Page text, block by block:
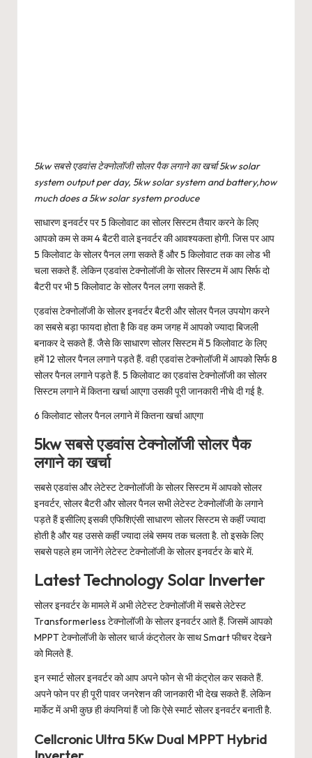
5kw सबसे एडवांस टेक्नोलॉजी सोलर पैक लगाने का खर्चा 5kw solar
system output per day, 5kw solar system and battery,how
much does a 5kw solar system produce
साधारण इनवर्टर पर 5 किलोवाट का सोलर सिस्टम तैयार करने के लिए
आपको कम से कम 4 बैटरी वाले इनवर्टर की आवश्यकता होगी. जिस पर आप
5 किलोवाट के सोलर पैनल लगा सकते हैं और 5 किलोवाट तक का लोड भी
चला सकते हैं. लेकिन एडवांस टेक्नोलॉजी के सोलर सिस्टम में आप सिर्फ दो
बैटरी पर भी 5 किलोवाट के सोलर पैनल लगा सकते हैं.
एडवांस टेक्नोलॉजी के सोलर इनवर्टर बैटरी और सोलर पैनल उपयोग करने
का सबसे बड़ा फायदा होता है कि वह कम जगह में आपको ज्यादा बिजली
बनाकर दे सकते हैं. जैसे कि साधारण सोलर सिस्टम में 5 किलोवाट के लिए
हमें 12 सोलर पैनल लगाने पड़ते हैं. वही एडवांस टेक्नोलॉजी में आपको सिर्फ 8
सोलर पैनल लगाने पड़ते हैं. 5 किलोवाट का एडवांस टेक्नोलॉजी का सोलर
सिस्टम लगाने में कितना खर्चा आएगा उसकी पूरी जानकारी नीचे दी गई है.
6 किलोवाट सोलर पैनल लगाने में कितना खर्चा आएगा
5kw सबसे एडवांस टेक्नोलॉजी सोलर पैक
लगाने का खर्चा
सबसे एडवांस और लेटेस्ट टेक्नोलॉजी के सोलर सिस्टम में आपको सोलर
इनवर्टर, सोलर बैटरी और सोलर पैनल सभी लेटेस्ट टेक्नोलॉजी के लगाने
पड़ते हैं इसीलिए इसकी एफिशिएंसी साधारण सोलर सिस्टम से कहीं ज्यादा
होती है और यह उससे कहीं ज्यादा लंबे समय तक चलता है. तो इसके लिए
सबसे पहले हम जानेंगे लेटेस्ट टेक्नोलॉजी के सोलर इनवर्टर के बारे में.
Latest Technology Solar Inverter
सोलर इनवर्टर के मामले में अभी लेटेस्ट टेक्नोलॉजी में सबसे लेटेस्ट
Transformerless टेक्नोलॉजी के सोलर इनवर्टर आते हैं. जिसमें आपको
MPPT टेक्नोलॉजी के सोलर चार्ज कंट्रोलर के साथ Smart फीचर देखने
को मिलते हैं.
इन स्मार्ट सोलर इनवर्टर को आप अपने फोन से भी कंट्रोल कर सकते हैं.
अपने फोन पर ही पूरी पावर जनरेशन की जानकारी भी देख सकते हैं. लेकिन
मार्केट में अभी कुछ ही कंपनियां हैं जो कि ऐसे स्मार्ट सोलर इनवर्टर बनाती है.
Cellcronic Ultra 5Kw Dual MPPT Hybrid